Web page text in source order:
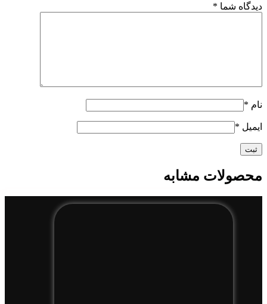
دیدگاه شما *
نام *
ایمیل *
محصولات مشابه